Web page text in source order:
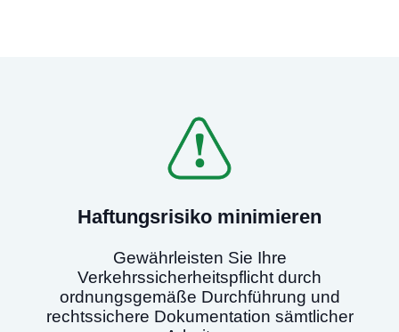
Haftungsrisiko minimieren
Gewährleisten Sie Ihre
Verkehrssicherheitspflicht durch
ordnungsgemäße Durchführung und
rechtssichere Dokumentation sämtlicher